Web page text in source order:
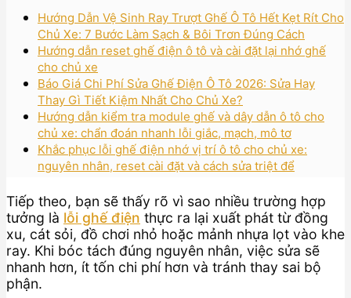
Hướng Dẫn Vệ Sinh Ray Trượt Ghế Ô Tô Hết Kẹt Rít Cho
Chủ Xe: 7 Bước Làm Sạch & Bôi Trơn Đúng Cách
Hướng dẫn reset ghế điện ô tô và cài đặt lại nhớ ghế
cho chủ xe
Báo Giá Chi Phí Sửa Ghế Điện Ô Tô 2026: Sửa Hay
Thay Gì Tiết Kiệm Nhất Cho Chủ Xe?
Hướng dẫn kiểm tra module ghế và dây dẫn ô tô cho
chủ xe: chẩn đoán nhanh lỗi giắc, mạch, mô tơ
Khắc phục lỗi ghế điện nhớ vị trí ô tô cho chủ xe:
nguyên nhân, reset cài đặt và cách sửa triệt để
Tiếp theo, bạn sẽ thấy rõ vì sao nhiều trường hợp
tưởng là lỗi ghế điện thực ra lại xuất phát từ đồng
xu, cát sỏi, đồ chơi nhỏ hoặc mảnh nhựa lọt vào khe
ray. Khi bóc tách đúng nguyên nhân, việc sửa sẽ
nhanh hơn, ít tốn chi phí hơn và tránh thay sai bộ
phận.